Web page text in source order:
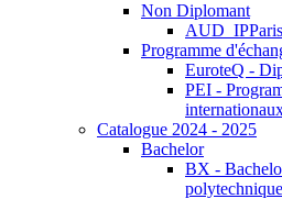
Non Diplomant
Programme
EuroteQ -
PEI -
Catalogue 2024 - 2025
Bachelor
BX -
polytechnique